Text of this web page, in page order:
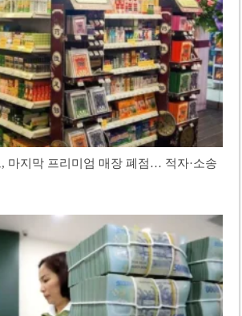
마지막 프리미엄 매장 폐점… 적자·소송